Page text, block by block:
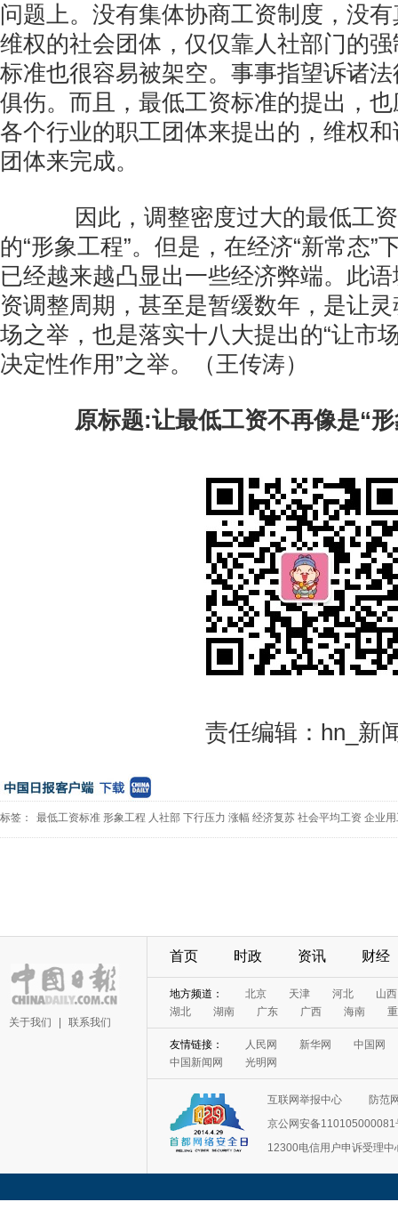
问题上。没有集体协商工资制度，没
维权的社会团体，仅仅靠人社部门的
标准也很容易被架空。事事指望诉诸
俱伤。而且，最低工资标准的提出，
各个行业的职工团体来提出的，维权
团体来完成。
因此，调整密度过大的最低工资
的“形象工程”。但是，在经济“新常态”
已经越来越凸显出一些经济弊端。此
资调整周期，甚至是暂缓数年，是让
场之举，也是落实十八大提出的“让市
决定性作用”之举。（王传涛）
原标题:让最低工资不再像是“
责任编辑：hn_新
标签： 最低工资标准 形象工程 人社部 下行压力 涨幅 经济复苏 社会平均工资 企业
关于我们 联系我们
首页 时政 资讯 财经
地方频道： 北京 天津 河北
山西
湖北
湖南 广东 广西 海南
友情链接： 人民网 新华网
中国网
中国新闻网
光明网
互联网举报中心
防范
京公网安备110105000081
12300电信用户申诉受理中